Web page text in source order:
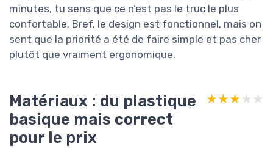
minutes, tu sens que ce n’est pas le truc le plus
confortable. Bref, le design est fonctionnel, mais on
sent que la priorité a été de faire simple et pas cher
plutôt que vraiment ergonomique.
Matériaux : du plastique
basique mais correct
pour le prix
★★★★★
★★★★★